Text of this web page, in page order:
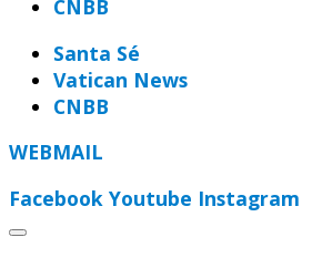
CNBB
Santa Sé
Vatican News
CNBB
WEBMAIL
Facebook Youtube Instagram